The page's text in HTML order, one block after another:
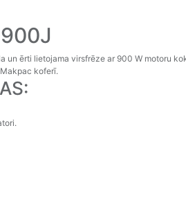
un ērti lietojama virsfrēze ar 900 W motoru
koferī.